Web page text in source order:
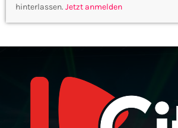
hinterlassen. Jetzt anmelden